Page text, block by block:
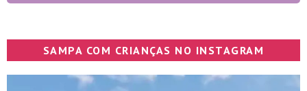
SAMPA COM CRIANÇAS NO INSTAGRAM